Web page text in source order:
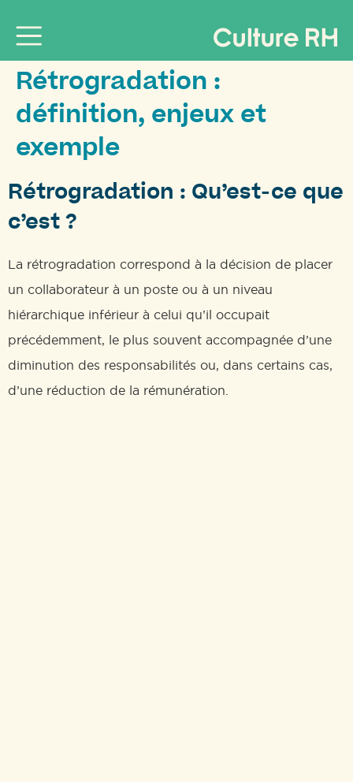
Rétrogradation :
définition, enjeux et
exemple
Rétrogradation : Qu’est-ce que
c’est ?
La rétrogradation correspond à la décision de placer
un collaborateur à un poste ou à un niveau
hiérarchique inférieur à celui qu’il occupait
précédemment, le plus souvent accompagnée d’une
diminution des responsabilités ou, dans certains cas,
d’une réduction de la rémunération.